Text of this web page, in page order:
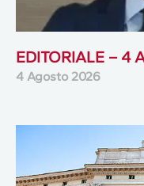
EDITORIALE – 4
4 Agosto 2026